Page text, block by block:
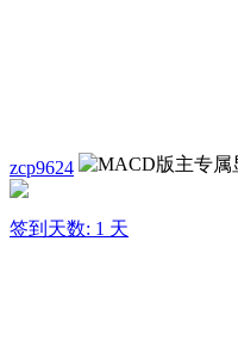
zcp9624
签到天数: 1 天